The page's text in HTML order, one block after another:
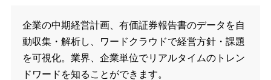
企業の中期経営計画、有価証券報告書のデータを自
動収集・解析し、ワードクラウドで経営方針・課題
を可視化。業界、企業単位でリアルタイムのトレン
ドワードを知ることができます。